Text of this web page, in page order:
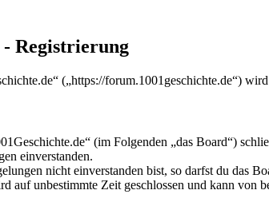
- Registrierung
(„https://forum.1001geschichte.de“)
(im Folgenden „das Board“)
einverstanden.
nicht einverstanden bist, so darfst du das
auf unbestimmte Zeit geschlossen und kann von